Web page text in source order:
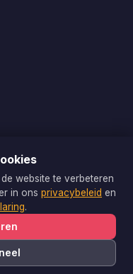
rechten voorbehouden.
website te verbeteren
in ons privacybeleid en
.